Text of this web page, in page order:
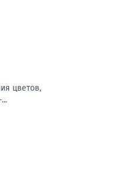
цветов,